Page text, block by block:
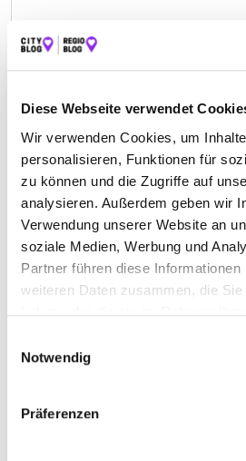
Diese Webseite verwendet
Wir verwenden Cookies, um
personalisieren, Funktionen für
zu können und die Zugriffe auf
analysieren. Außerdem geben wir
Verwendung unserer Website an
soziale Medien, Werbung und
Partner führen diese
weiteren Daten zusammen, die
Notwendig
Präferenzen
ENERQI PHYSIOPRAXIS
BARTSCH
+4975623295
www.physio-enerqi.de
PHYSIOTHERAPIE AM
Hauptstraße 1